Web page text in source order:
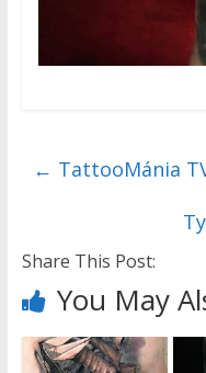
← TattooMánia
Share This Post:
You May